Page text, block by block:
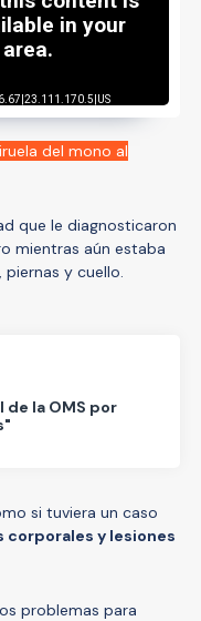
del mono al
que le diagnosticaron
mientras aún estaba
y cuello.
la OMS por
si tuviera un caso
corporales y lesiones
problemas para